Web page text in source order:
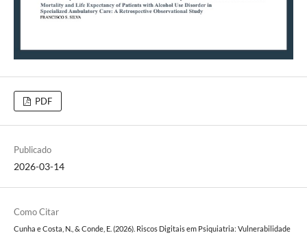
PDF
Publicado
2026-03-14
Como Citar
Cunha e Costa, N., & Conde, E. (2026). Riscos Digitais em Psiquiatria: Vulnerabilidade